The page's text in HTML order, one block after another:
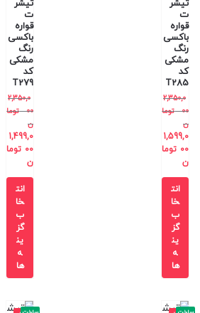
تیشر
ت
قواره
باکسی
رنگ
مشکی
کد
T285
2,350,0
00
توما
ن
1,599,0
00 توما
ن
انت
خا
ب
گز
ین
ه
ها
تیشر
ت
قواره
باکسی
رنگ
مشکی
کد
T279
2,350,0
00
توما
ن
1,499,0
00 توما
ن
انت
خا
ب
گز
ین
ه
ها